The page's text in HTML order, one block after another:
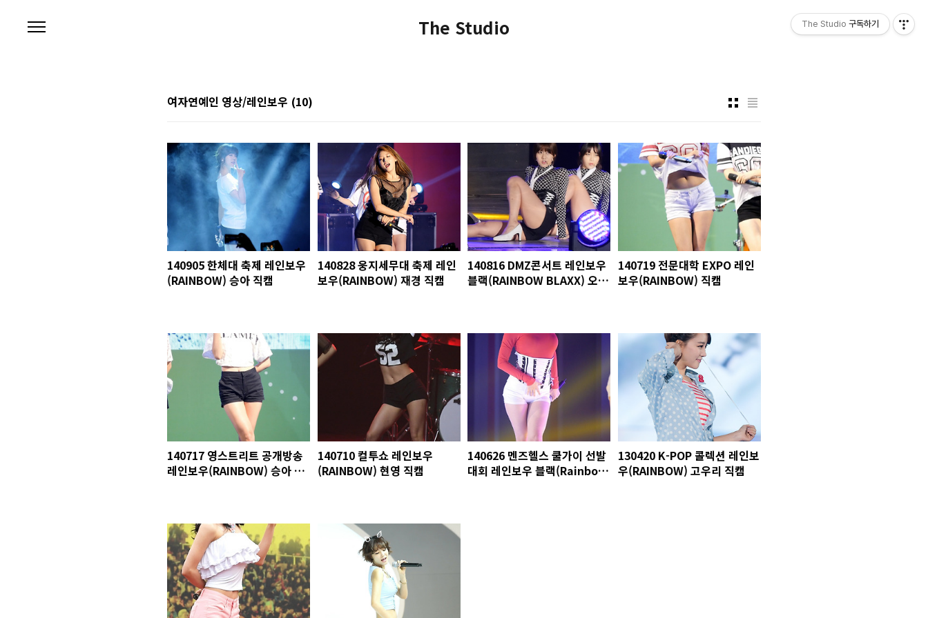
The Studio
여자연예인 영상/레인보우 (10)
140905 한체대 축제 레인보우
(RAINBOW) 승아 직캠
140828 웅지세무대 축제 레인
보우(RAINBOW) 재경 직캠
140816 DMZ콘서트 레인보우
블랙(RAINBOW BLAXX) 오승
140719 전문대학 EXPO 레인
보우(RAINBOW) 직캠
140717 영스트리트 공개방송
레인보우(RAINBOW) 승아 직
140710 컬투쇼 레인보우
(RAINBOW) 현영 직캠
140626 멘즈헬스 쿨가이 선발
대회 레인보우 블랙(Rainbow
130420 K-POP 콜렉션 레인보
우(RAINBOW) 고우리 직캠
The Studio 구독하기